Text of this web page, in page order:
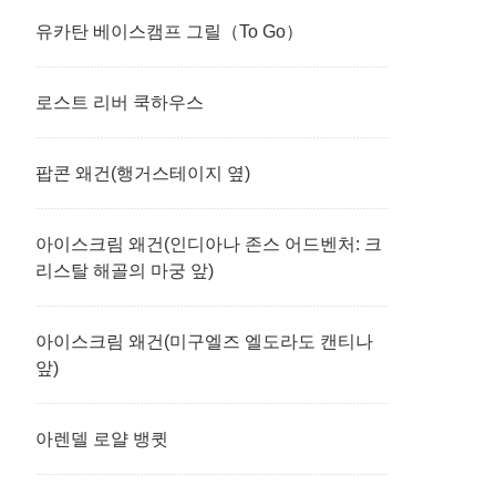
유카탄 베이스캠프 그릴（To Go）
로스트 리버 쿡하우스
팝콘 왜건(행거스테이지 옆)
아이스크림 왜건(인디아나 존스 어드벤처: 크
리스탈 해골의 마궁 앞)
아이스크림 왜건(미구엘즈 엘도라도 캔티나
앞)
아렌델 로얄 뱅큇